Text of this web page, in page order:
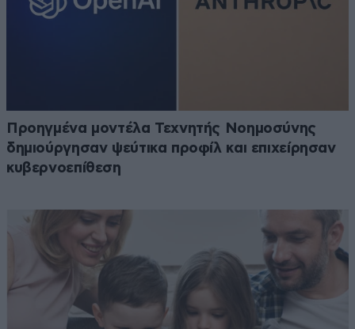
Προηγμένα μοντέλα Τεχνητής Νοημοσύνης
δημιούργησαν ψεύτικα προφίλ και επιχείρησαν
κυβερνοεπίθεση